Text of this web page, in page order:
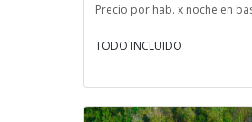
Precio por hab. x noche en
TODO INCLUIDO